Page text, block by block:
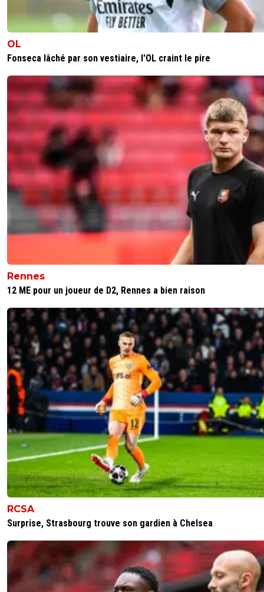
OL
Fonseca lâché par son vestiaire, l'OL craint le pire
Rennes
12 ME pour un joueur de D2, Rennes a bien raison
RCSA
Surprise, Strasbourg trouve son gardien à Chelsea